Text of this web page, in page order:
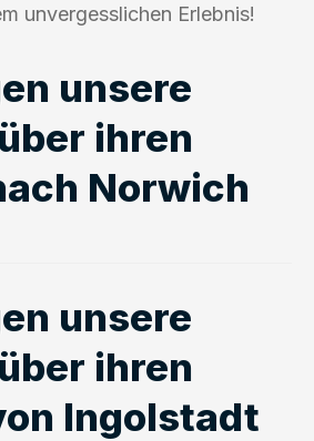
unvergesslichen Erlebnis!
unsere
ihren
Norwich
unsere
ihren
Ingolstadt